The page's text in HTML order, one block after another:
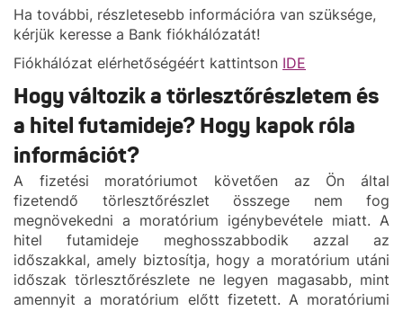
Ha további, részletesebb információra van szüksége,
kérjük keresse a Bank fiókhálózatát!
Fiókhálózat elérhetőségéért kattintson IDE
Hogy változik a törlesztőrészletem és
a hitel futamideje? Hogy kapok róla
információt?
A fizetési moratóriumot követően az Ön által
fizetendő törlesztőrészlet összege nem fog
megnövekedni a moratórium igénybevétele miatt. A
hitel futamideje meghosszabbodik azzal az
időszakkal, amely biztosítja, hogy a moratórium utáni
időszak törlesztőrészlete ne legyen magasabb, mint
amennyit a moratórium előtt fizetett. A moratóriumi